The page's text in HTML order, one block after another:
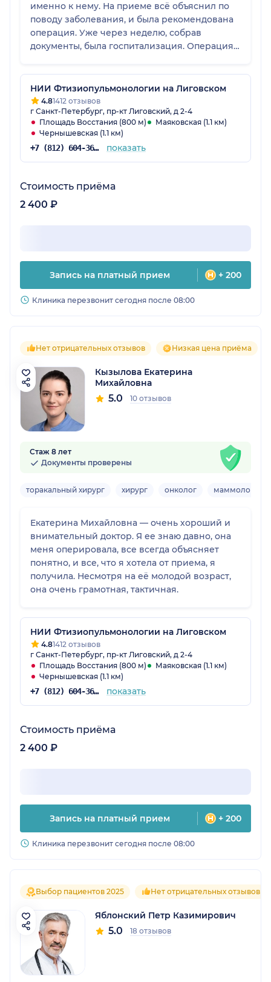
именно к нему. На приеме всё объяснил по
поводу заболевания, и была рекомендована
операция. Уже через неделю, собрав
документы, была госпитализация. Операция
отзывчивый, всегда интересовался
самочувствием, и отвечал на все вопросы.
После выписке так же остались на связи, что
не мало важно. Еще раз огромное спасибо!!!
НИИ Фтизиопульмонологии на Лиговском
4.81412 отзывов
г Санкт-Петербург, пр-кт Лиговский, д 2-4
Площадь Восстания (800 м)
Маяковская (1.1 км)
Чернышевская (1.1 км)
+7 (812) 604-36-34 показать
Стоимость приёма
2 400 ₽
Запись на платный прием + 200
Клиника перезвонит сегодня после 08:00
Нет отрицательных отзывов Низкая цена приёма
Кызылова Екатерина
Михайловна
5.0 10 отзывов
Стаж 8 лет
Документы проверены
торакальный хирург хирург онколог маммолог-
Екатерина Михайловна — очень хороший и
внимательный доктор. Я ее знаю давно, она
меня оперировала, все всегда объясняет
понятно, и все, что я хотела от приема, я
получила. Несмотря на её молодой возраст,
она очень грамотная, тактичная.
НИИ Фтизиопульмонологии на Лиговском
4.81412 отзывов
г Санкт-Петербург, пр-кт Лиговский, д 2-4
Площадь Восстания (800 м)
Маяковская (1.1 км)
Чернышевская (1.1 км)
+7 (812) 604-36-34 показать
Стоимость приёма
2 400 ₽
Запись на платный прием + 200
Клиника перезвонит сегодня после 08:00
Выбор пациентов 2025 Нет отрицательных отзывов
Яблонский Петр Казимирович
5.0 18 отзывов